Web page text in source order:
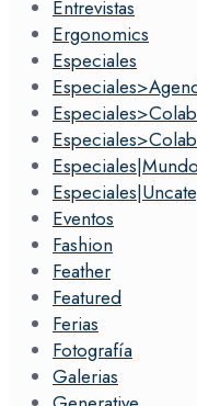
Entrevistas
Ergonomics
Especiales
Eventos
Fashion
Feather
Featured
Ferias
Fotografía
Galerias